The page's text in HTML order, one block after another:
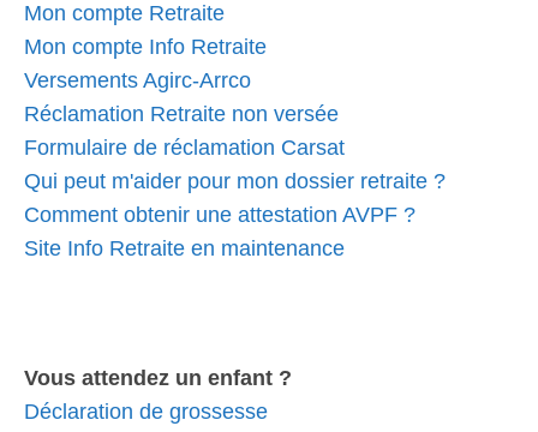
Mon compte Retraite
Mon compte Info Retraite
Versements Agirc-Arrco
Réclamation Retraite non versée
Formulaire de réclamation Carsat
Qui peut m'aider pour mon dossier retraite ?
Comment obtenir une attestation AVPF ?
Site Info Retraite en maintenance
Vous attendez un enfant ?
Déclaration de grossesse